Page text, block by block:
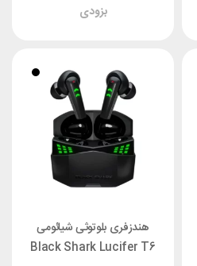
بزودی
هندزفری بلوتوثی شیائومی
Black Shark Lucifer T6